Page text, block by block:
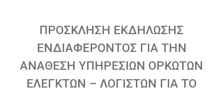
ΠΡΟΣΚΛΗΣΗ ΕΚΔΗΛΩΣΗΣ
ΕΝΔΙΑΦΕΡΟΝΤΟΣ ΓΙΑ ΤΗΝ
ΑΝΑΘΕΣΗ ΥΠΗΡΕΣΙΩΝ ΟΡΚΩΤΩΝ
ΕΛΕΓΚΤΩΝ – ΛΟΓΙΣΤΩΝ ΓΙΑ ΤΟ